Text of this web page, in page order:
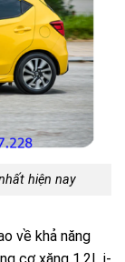
hiện nay
về khả năng